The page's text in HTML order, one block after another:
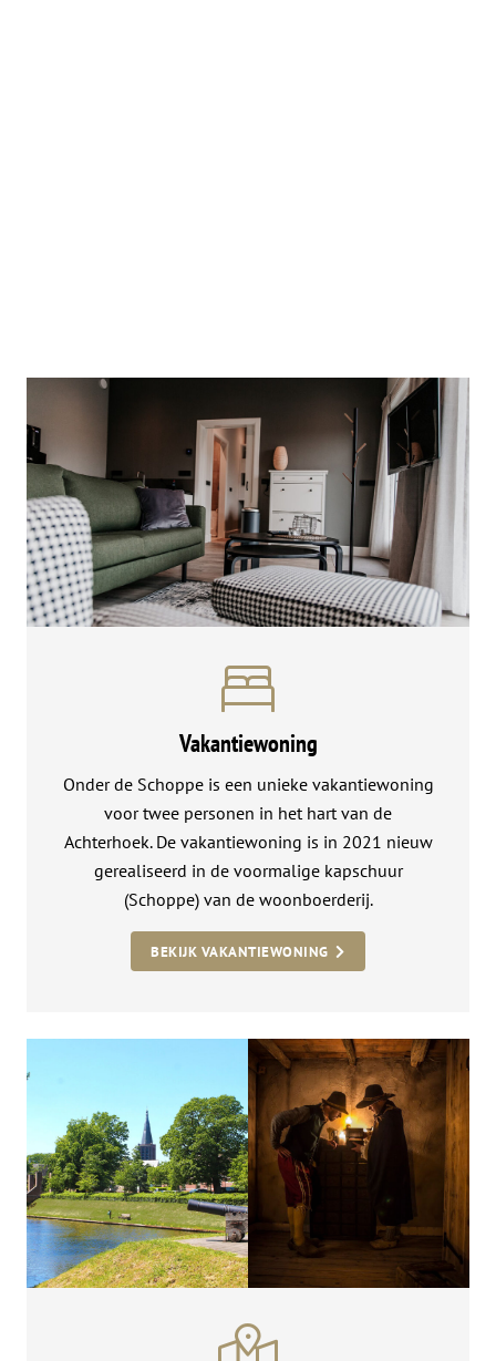
Vakantiewoning
Onder de Schoppe is een unieke vakantiewoning
voor twee personen in het hart van de
Achterhoek. De vakantiewoning is in 2021 nieuw
gerealiseerd in de voormalige kapschuur
(Schoppe) van de woonboerderij.
BEKIJK VAKANTIEWONING